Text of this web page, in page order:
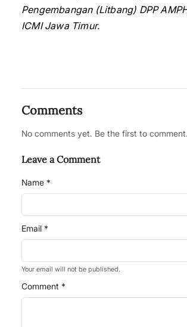
Pengembangan (Litbang) DPP
ICMI Jawa Timur.
Comments
No comments yet. Be the first to comment.
Leave a Comment
Name *
Email *
Your email will not be published.
Comment *